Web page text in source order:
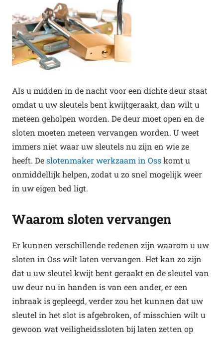
Als u midden in de nacht voor een dichte deur staat
omdat u uw sleutels bent kwijtgeraakt, dan wilt u
meteen geholpen worden. De deur moet open en de
sloten moeten meteen vervangen worden. U weet
immers niet waar uw sleutels nu zijn en wie ze
heeft. Deslotenmaker werkzaam in Osskomt u
onmiddellijk helpen, zodat u zo snel mogelijk weer
in uw eigen bed ligt.
Waarom sloten vervangen
Er kunnen verschillende redenen zijn waarom u uw
sloten in Oss wilt laten vervangen. Het kan zo zijn
dat u uw sleutel kwijt bent geraakt en de sleutel van
uw deur nu in handen is van een ander, er een
inbraak is gepleegd, verder zou het kunnen dat uw
sleutel in het slot is afgebroken, of misschien wilt u
gewoon wat veiligheidssloten bij laten zetten op